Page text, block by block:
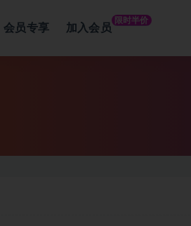
会员专享 加入会员
限时半价